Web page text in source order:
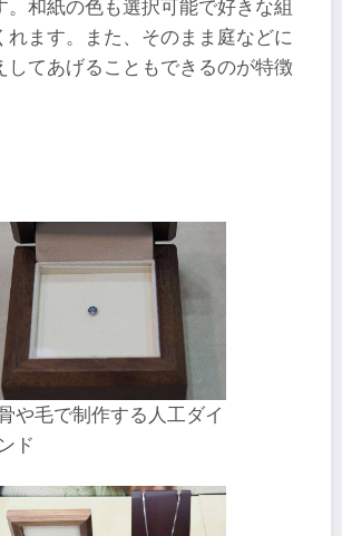
。和紙の色も選択可能で好きな組
れます。また、そのまま庭などに
してあげることもできるのが特徴
や毛で制作する人工ダイ
ド